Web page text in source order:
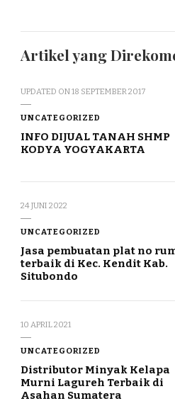
Artikel yang
UPDATED ON18 SEPTEMBER 2017
UNCATEGORIZED
INFO DIJUAL TANAH SHMP
KODYA YOGYAKARTA
24 JUNI 2022
UNCATEGORIZED
Jasa pembuatan plat no
terbaik di Kec. Kendit Kab.
Situbondo
10 APRIL 2021
UNCATEGORIZED
Distributor Minyak Kelapa
Murni Lagureh Terbaik di
Asahan Sumatera